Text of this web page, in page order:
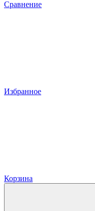
Сравнение
Избранное
Корзина